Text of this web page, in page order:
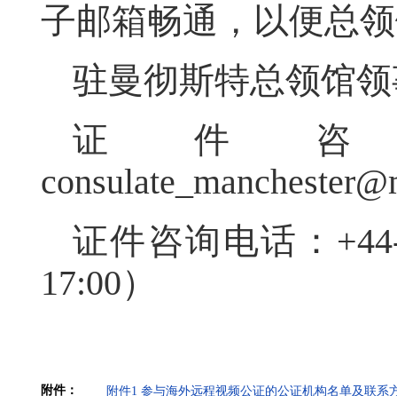
子邮箱畅通，以便总
驻曼彻斯特总领馆
证件
证件咨询电话：
17:00）
附件： 附件1 参与海外远程视频公证的公证机构名单及联系